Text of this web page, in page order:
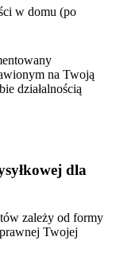
w domu (po
na Twoją
działalnością
dla
zależy od formy
Twojej